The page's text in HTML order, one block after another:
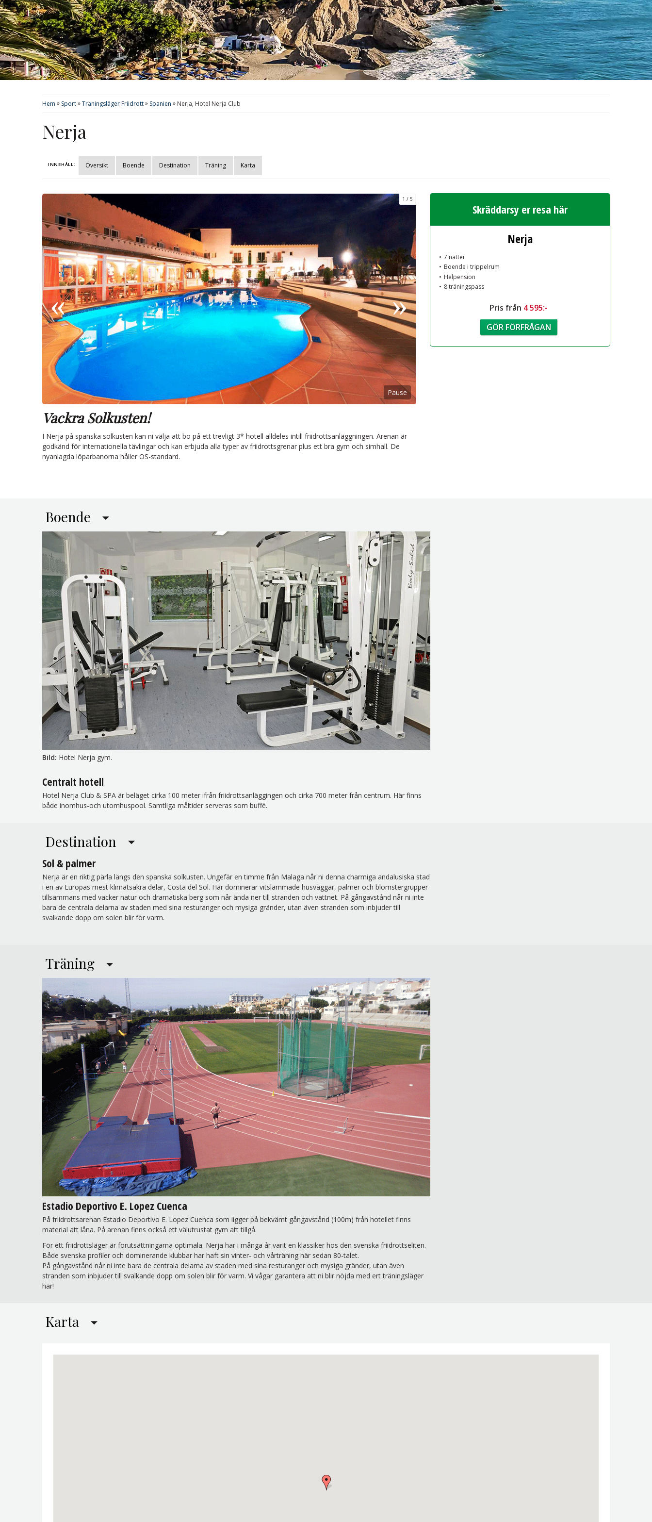
Hem » Sport»Träningsläger Friidrott» Spanien » Nerja, Hotel Nerja Club
Nerja
INNEHÅLL: Översikt Boende Destination Träning Karta
1 5
Pause
Vackra Solkusten!
I Nerja på spanska solkusten kan ni välja att bo på ett trevligt 3* hotell alldeles intill friidrottsanläggningen. Arenan är
godkänd för internationella tävlingar och kan erbjuda alla typer av friidrottsgrenar plus ett bra gym och simhall. De
nyanlagda löparbanorna håller OS-standard.
Skräddarsy er resa här
Nerja
7 nätter
Boende i trippelrum
Helpension
8 träningspass
Pris från 4 595:-
GÖR FÖRFRÅGAN
Boende
Bild: Hotel Nerja gym.
Centralt hotell
Hotel Nerja Club & SPA är beläget cirka 100 meter ifrån friidrottsanläggingen och cirka 700 meter från centrum. Här finns
både inomhus-och utomhuspool. Samtliga måltider serveras som buffé.
Destination
Sol & palmer
Nerja är en riktig pärla längs den spanska solkusten. Ungefär en timme från Malaga når ni denna charmiga andalusiska stad
i en av Europas mest klimatsäkra delar, Costa del Sol. Här dominerar vitslammade husväggar, palmer och blomstergrupper
tillsammans med vacker natur och dramatiska berg som når ända ner till stranden och vattnet. På gångavstånd når ni inte
bara de centrala delarna av staden med sina resturanger och mysiga gränder, utan även stranden som inbjuder till
svalkande dopp om solen blir för varm.
Träning
Estadio Deportivo E. Lopez Cuenca
På friidrottsarenan Estadio Deportivo E. Lopez Cuenca som ligger på bekvämt gångavstånd (100m) från hotellet finns
material att låna. På arenan finns också ett välutrustat gym att tillgå.
För ett friidrottsläger är förutsättningarna optimala. Nerja har i många år varit en klassiker hos den svenska friidrottseliten.
Både svenska profiler och dominerande klubbar har haft sin vinter- och vårträning här sedan 80-talet.
På gångavstånd når ni inte bara de centrala delarna av staden med sina resturanger och mysiga gränder, utan även
stranden som inbjuder till svalkande dopp om solen blir för varm. Vi vågar garantera att ni blir nöjda med ert träningsläger
här!
Karta